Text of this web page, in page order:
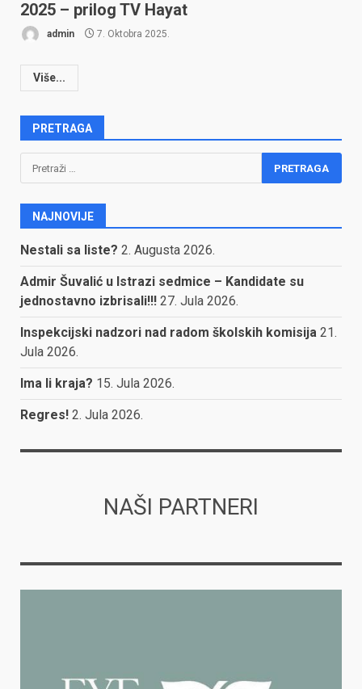
2025 – prilog TV Hayat
admin 7. Oktobra 2025.
Više...
PRETRAGA
Pretraga:
NAJNOVIJE
Nestali sa liste? 2. Augusta 2026.
Admir Šuvalić u Istrazi sedmice – Kandidate su
jednostavno izbrisali!!! 27. Jula 2026.
Inspekcijski nadzori nad radom školskih komisija 21.
Jula 2026.
Ima li kraja? 15. Jula 2026.
Regres! 2. Jula 2026.
NAŠI PARTNERI